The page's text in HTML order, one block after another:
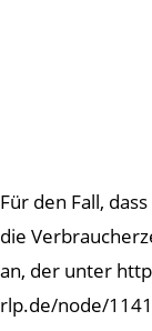
Für den Fall,
die
an, der unter
rlp.de/node/